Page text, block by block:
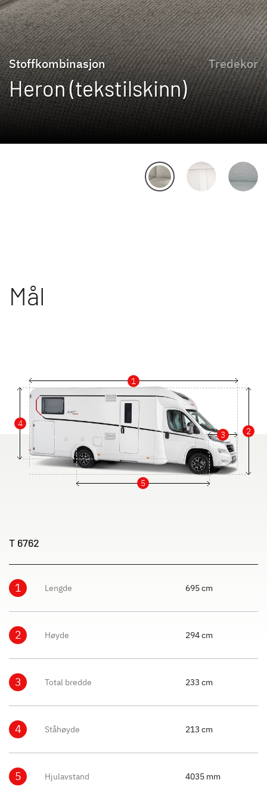
Heron (tekstilskinn)
Stoffkombinasjon Tredekor
Mål
1
2
3
4
5
T 6762
1 Lengde 695 cm
2 Høyde 294 cm
3 Total bredde 233 cm
4 Ståhøyde 213 cm
5 Hjulavstand 4035 mm